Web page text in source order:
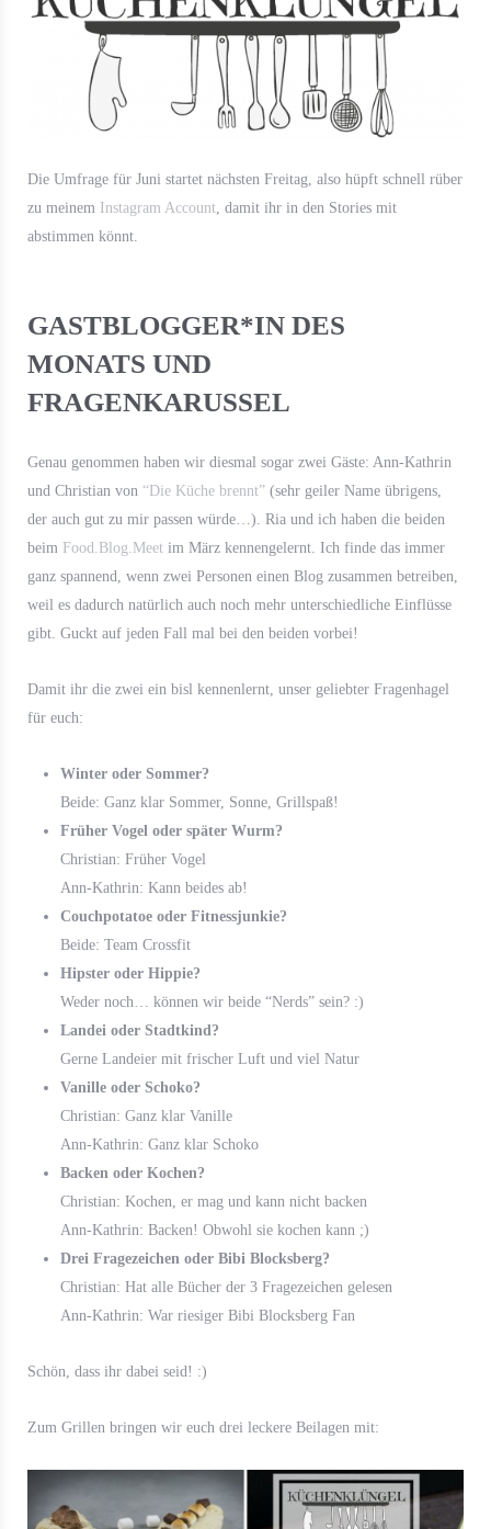
Die Umfrage für Juni startet nächsten Freitag, also hüpft schnell rüber
zu meinem Instagram Account , damit ihr in den Stories mit
abstimmen könnt.
GASTBLOGGER*IN DES
MONATS UND
FRAGENKARUSSEL
Genau genommen haben wir diesmal sogar zwei Gäste: Ann-Kathrin
und Christian von “Die Küche brennt” (sehr geiler Name übrigens,
der auch gut zu mir passen würde…). Ria und ich haben die beiden
beim Food.Blog.Meet im März kennengelernt. Ich finde das immer
ganz spannend, wenn zwei Personen einen Blog zusammen betreiben,
weil es dadurch natürlich auch noch mehr unterschiedliche Einflüsse
gibt. Guckt auf jeden Fall mal bei den beiden vorbei!
Damit ihr die zwei ein bisl kennenlernt, unser geliebter Fragenhagel
für euch:
Winter oder Sommer?
Beide: Ganz klar Sommer, Sonne, Grillspaß!
Früher Vogel oder später Wurm?
Christian: Früher Vogel
Ann-Kathrin: Kann beides ab!
Couchpotatoe oder Fitnessjunkie?
Beide: Team Crossfit
Hipster oder Hippie?
Weder noch… können wir beide “Nerds” sein? :)
Landei oder Stadtkind?
Gerne Landeier mit frischer Luft und viel Natur
Vanille oder Schoko?
Christian: Ganz klar Vanille
Ann-Kathrin: Ganz klar Schoko
Backen oder Kochen?
Christian: Kochen, er mag und kann nicht backen
Ann-Kathrin: Backen! Obwohl sie kochen kann ;)
Drei Fragezeichen oder Bibi Blocksberg?
Christian: Hat alle Bücher der 3 Fragezeichen gelesen
Ann-Kathrin: War riesiger Bibi Blocksberg Fan
Schön, dass ihr dabei seid! :)
Zum Grillen bringen wir euch drei leckere Beilagen mit: